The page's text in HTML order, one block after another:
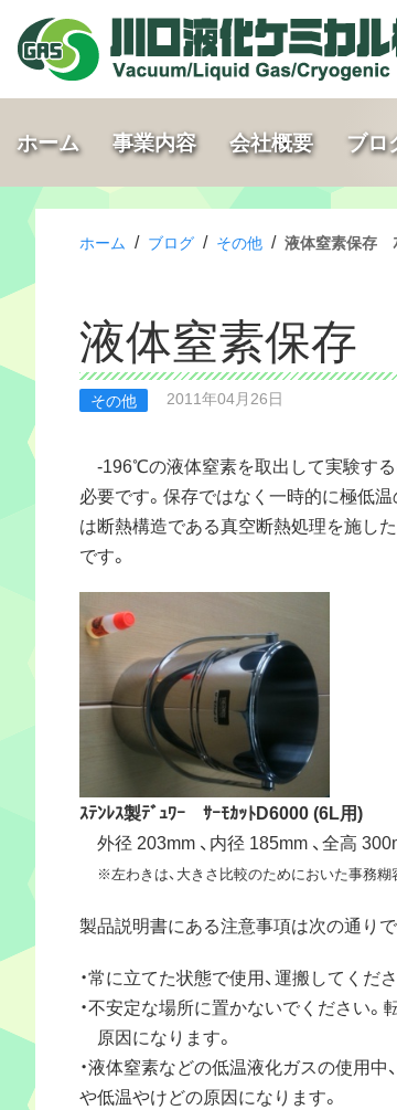
ホーム 事業内容 会社概要 ブロ
ホーム / ブログ / その他 / 液体窒素保存
液体窒素保存
その他 2011年04月26日
-196℃の液体窒素を取出して実験す
必要です。保存ではなく一時的に極低
は断熱構造である真空断熱処理を施し
です。
ｽﾃﾝﾚｽ製ﾃﾞｭﾜｰ ｻｰﾓｶｯﾄD6000 (6L用)
外径 203mm 、内径 185mm 、全高
※左わきは、大きさ比較のためにおいた事務糊
製品説明書にある注意事項は次の通りで
・常に立てた状態で使用、運搬してくだ
・不安定な場所に置かないでください
原因になります。
・液体窒素などの低温液化ガスの使用
や低温やけどの原因になります。